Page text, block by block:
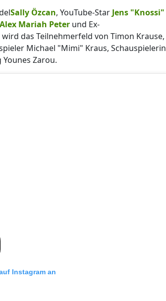
Sally Özcan, YouTube-StarJens "Knossi"
Alex Mariah Peter und Ex-
das Teilnehmerfeld von Timon Krause,
Michael "Mimi" Kraus, Schauspielerin
Younes Zarou.
Instagram an